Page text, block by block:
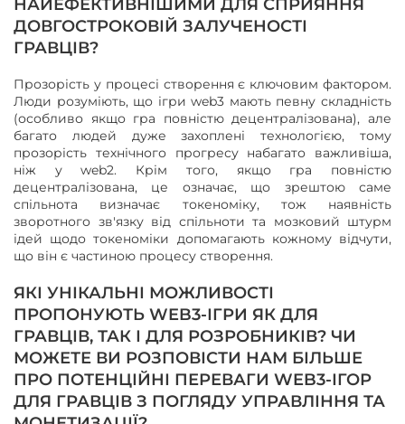
НАЙЕФЕКТИВНІШИМИ ДЛЯ СПРИЯННЯ
ДОВГОСТРОКОВІЙ ЗАЛУЧЕНОСТІ
ГРАВЦІВ?
Прозорість у процесі створення є ключовим фактором.
Люди розуміють, що ігри web3 мають певну складність
(особливо якщо гра повністю децентралізована), але
багато людей дуже захоплені технологією, тому
прозорість технічного прогресу набагато важливіша,
ніж у web2. Крім того, якщо гра повністю
децентралізована, це означає, що зрештою саме
спільнота визначає токеноміку, тож наявність
зворотного зв'язку від спільноти та мозковий штурм
ідей щодо токеноміки допомагають кожному відчути,
що він є частиною процесу створення.
ЯКІ УНІКАЛЬНІ МОЖЛИВОСТІ
ПРОПОНУЮТЬ WEB3-ІГРИ ЯК ДЛЯ
ГРАВЦІВ, ТАК І ДЛЯ РОЗРОБНИКІВ? ЧИ
МОЖЕТЕ ВИ РОЗПОВІСТИ НАМ БІЛЬШЕ
ПРО ПОТЕНЦІЙНІ ПЕРЕВАГИ WEB3-ІГОР
ДЛЯ ГРАВЦІВ З ПОГЛЯДУ УПРАВЛІННЯ ТА